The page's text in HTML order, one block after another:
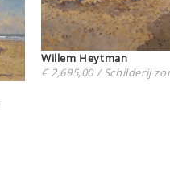
Willem Heytman
€ 2,695,00 / Schilderij